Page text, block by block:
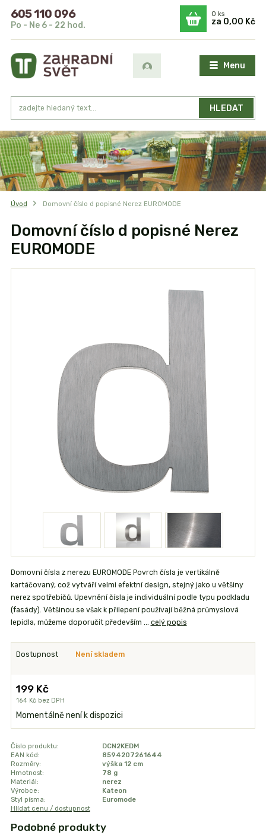
Menu
HLEDAT
605 110 096
Po - Ne 6 - 22 hod.
0ks
za 0,00 Kč
Úvod Domovní číslo d popisné Nerez EUROMODE
Domovní číslo d popisné Nerez
EUROMODE
Domovní čísla z nerezu EUROMODE Povrch čísla je vertikálně
kartáčovaný, což vytváří velmi efektní design, stejný jako u většiny
nerez spotřebičů. Upevnění čísla je individuální podle typu podkladu
(fasády). Většinou se však k přilepení používají běžná průmyslová
lepidla, můžeme doporučit především ... celý popis
Dostupnost Není skladem
199 Kč
164 Kč bez DPH
Momentálně není k dispozici
Číslo produktu:
DCN2KEDM
EAN kód:
8594207261644
Rozměry:
výška 12 cm
Hmotnost:
78 g
Materiál:
nerez
Výrobce:
Kateon
Styl písma:
Euromode
Hlídat cenu / dostupnost
Podobné produkty